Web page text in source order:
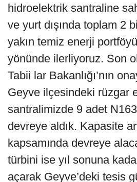
hidroelektrik santraline
ve yurt dışında toplam 2
yakın temiz enerji
yönünde ilerliyoruz. Son
Tabii lar Bakanlığı’nın
Geyve ilçesindeki rüzgar
santralimizde 9 adet
devreye aldık. Kapasite
kapsamında devreye
türbini ise yıl sonuna
açarak Geyve’deki tesis